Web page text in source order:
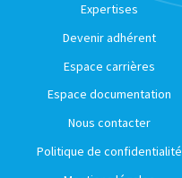
Expertises
Devenir adhérent
Espace carrières
Espace documentation
Nous contacter
Politique de confidentialité